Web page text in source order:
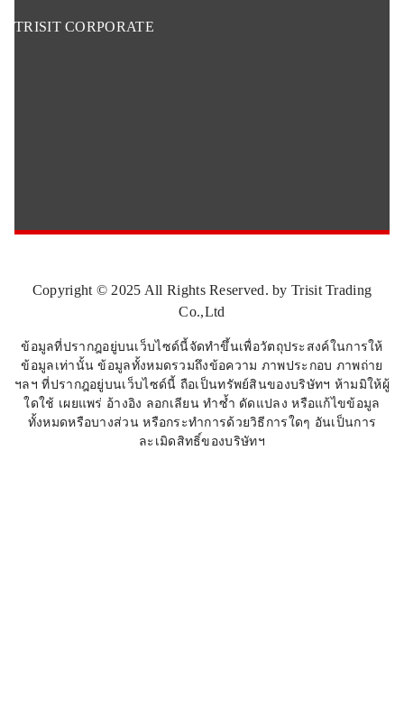
TRISIT CORPORATE
Copyright © 2025 All Rights Reserved. by Trisit Trading
Co.,Ltd
ข้อมูลที่ปรากฎอยู่บนเว็บไซด์นี้จัดทำขึ้นเพื่อวัตถุประสงค์ในการให้
ข้อมูลเท่านั้น ข้อมูลทั้งหมดรวมถึงข้อความ ภาพประกอบ ภาพถ่าย
ฯลฯ ที่ปรากฎอยู่บนเว็บไซด์นี้ ถือเป็นทรัพย์สินของบริษัทฯ ห้ามมิให้ผู้
ใดใช้ เผยแพร่ อ้างอิง ลอกเลียน ทำซ้ำ ดัดแปลง หรือแก้ไขข้อมูล
ทั้งหมดหรือบางส่วน หรือกระทำการด้วยวิธีการใดๆ อันเป็นการ
ละเมิดสิทธิ์ของบริษัทฯ